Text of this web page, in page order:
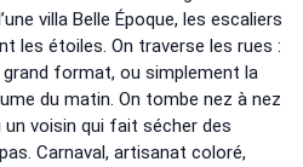
villa Belle Époque, les escaliers
les étoiles. On traverse les rues :
format, ou simplement la
du matin. On tombe nez à nez
voisin qui fait sécher des
Carnaval, artisanat coloré,